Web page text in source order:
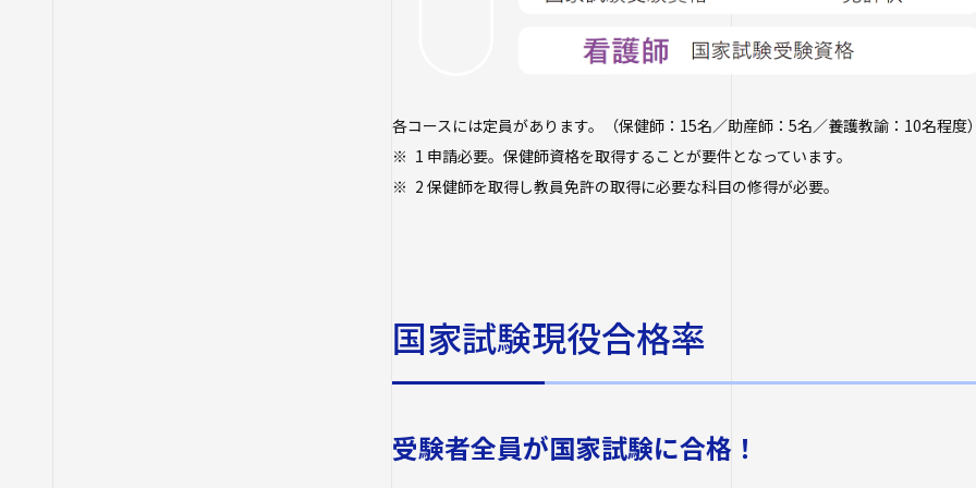
各コースには定員があります。（保健師：15名／助産師：5名／養護教諭：10名程度
1 申請必要。保健師資格を取得することが要件となっています。
2 保健師を取得し教員免許の取得に必要な科目の修得が必要。
国家試験現役合格率
受験者全員が国家試験に合格！